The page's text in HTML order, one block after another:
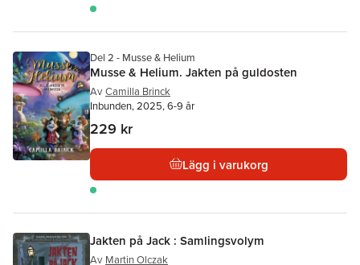
Del 2 - Musse & Helium
Musse & Helium. Jakten på guldosten
Av Camilla Brinck
Inbunden, 2025, 6-9 år
229 kr
Lägg i varukorg
Jakten på Jack : Samlingsvolym
Av Martin Olczak